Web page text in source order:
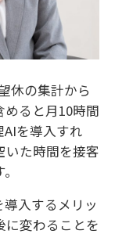
休の集計から
ると月10時間
を導入すれ
いた時間を接客
入するメリッ
に変わることを